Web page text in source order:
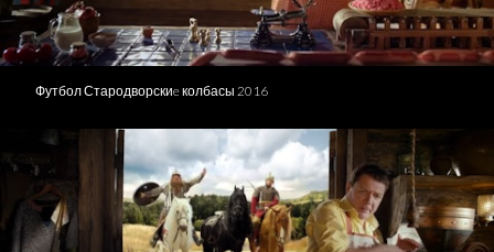
Футбол Стародворскиe колбасы 2016